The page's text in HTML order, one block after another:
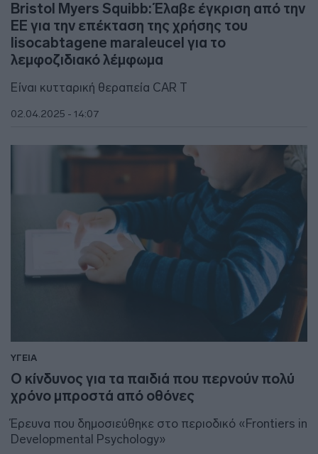
Bristol Myers Squibb: Έλαβε έγκριση από την
ΕΕ για την επέκταση της χρήσης του
lisocabtagene maraleucel για το
λεμφοζιδιακό λέμφωμα
Είναι κυτταρική θεραπεία CAR T
02.04.2025 - 14:07
ΥΓΕΙΑ
Ο κίνδυνος για τα παιδιά που περνούν πολύ
χρόνο μπροστά από οθόνες
Έρευνα που δημοσιεύθηκε στο περιοδικό «Frontiers in
Developmental Psychology»